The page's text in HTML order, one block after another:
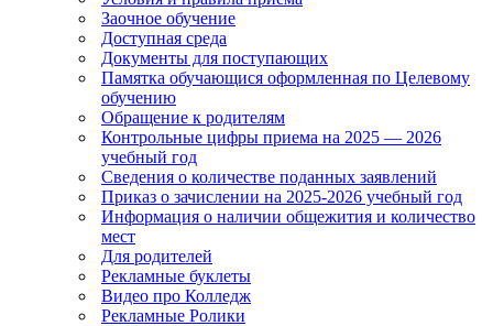
Заочное обучение
Доступная среда
Документы для поступающих
Памятка обучающися оформленная по Целевому
обучению
Обращение к родителям
Контрольные цифры приема на 2025 — 2026
учебный год
Сведения о количестве поданных заявлений
Приказ о зачислении на 2025-2026 учебный год
Информация о наличии общежития и количество
мест
Для родителей
Рекламные буклеты
Видео про Колледж
Рекламные Ролики